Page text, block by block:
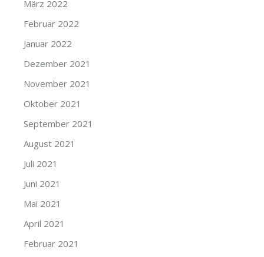
März 2022
Februar 2022
Januar 2022
Dezember 2021
November 2021
Oktober 2021
September 2021
August 2021
Juli 2021
Juni 2021
Mai 2021
April 2021
Februar 2021